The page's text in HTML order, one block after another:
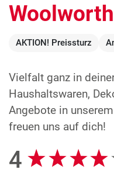
AKTION! Preissturz
Vielfalt ganz in
Haushaltswaren,
Angebote in
freuen uns auf dich!
Google Bewertungen
4